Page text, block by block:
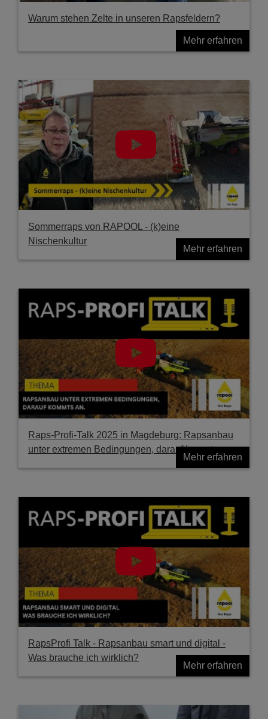
Warum stehen Zelte in unseren Rapsfeldern?
Mehr erfahren
Sommerraps von RAPOOL - (k)eine
Nischenkultur
Mehr erfahren
Raps-Profi-Talk 2025 in Magdeburg: Rapsanbau
unter extremen Bedingungen, darauf kommts an.
Mehr erfahren
RapsProfi Talk - Rapsanbau smart und digital -
Was brauche ich wirklich?
Mehr erfahren